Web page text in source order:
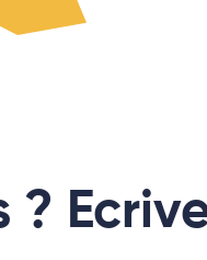
?